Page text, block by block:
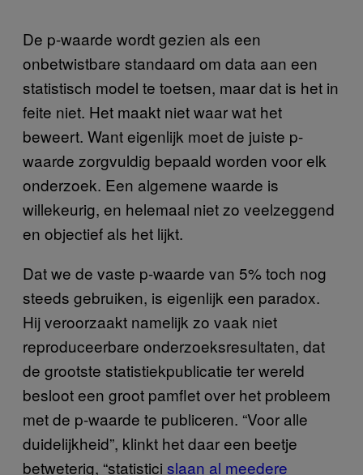
De p-waarde wordt gezien als een
onbetwistbare standaard om data aan een
statistisch model te toetsen, maar dat is het in
feite niet. Het maakt niet waar wat het
beweert. Want eigenlijk moet de juiste p-
waarde zorgvuldig bepaald worden voor elk
onderzoek. Een algemene waarde is
willekeurig, en helemaal niet zo veelzeggend
en objectief als het lijkt.
Dat we de vaste p-waarde van 5% toch nog
steeds gebruiken, is eigenlijk een paradox.
Hij veroorzaakt namelijk zo vaak niet
reproduceerbare onderzoeksresultaten, dat
de grootste statistiekpublicatie ter wereld
besloot een groot pamflet over het probleem
met de p-waarde te publiceren. “Voor alle
duidelijkheid”, klinkt het daar een beetje
betweterig, “statistici slaan al meedere